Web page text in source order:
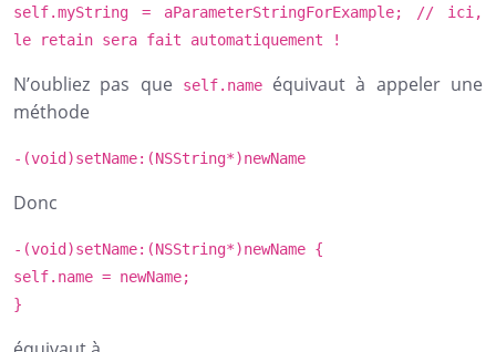
self.myString = aParameterStringForExample;
// ici,
le retain sera fait automatiquement !
N’oubliez pas que self.nameéquivaut à appeler une
méthode
-(void )setName:(NSString*)newName
Donc
-(void )setName:(NSString*)newName {
self.name = newName;
}